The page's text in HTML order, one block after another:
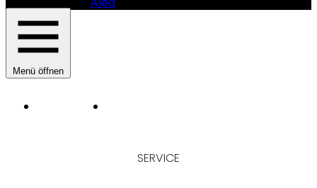
Menü öffnen
Instrumente
SERVICE